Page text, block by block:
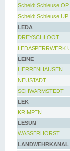
Scheidt Schleuse OP
Scheidt Schleuse UP
LEDA
DREYSCHLOOT
LEDASPERRWERK
LEINE
HERRENHAUSEN
NEUSTADT
SCHWARMSTEDT
LEK
KRIMPEN
LESUM
WASSERHORST
LANDWEHRKANAL